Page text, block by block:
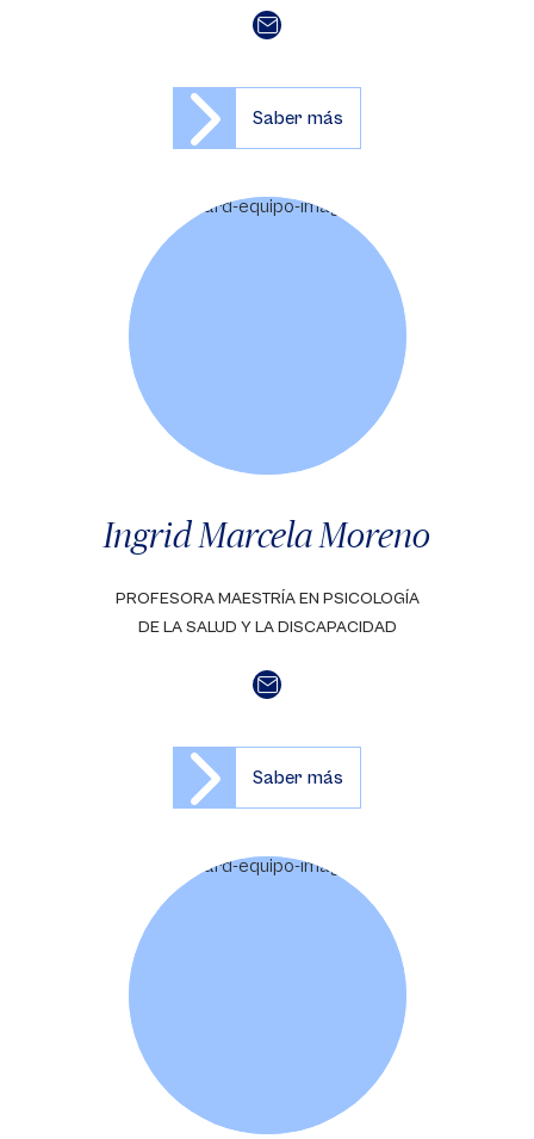
Saber más
Ingrid Marcela Moreno
PROFESORA MAESTRÍA EN PSICOLOGÍA
DE LA SALUD Y LA DISCAPACIDAD
Saber más